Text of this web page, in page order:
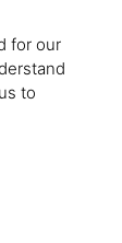
for our
to